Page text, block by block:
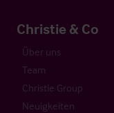
Christie & Co
Über uns
Team
Christie Group
Neuigkeiten